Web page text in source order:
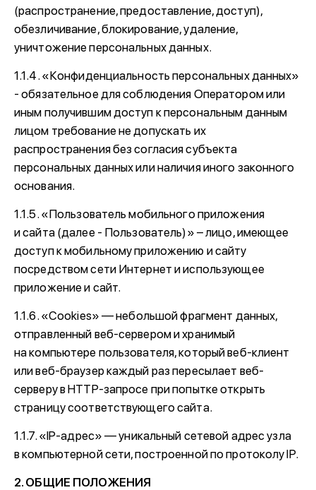
(распространение, предоставление, доступ),
обезличивание, блокирование, удаление,
уничтожение персональных данных.
1.1.4. «Конфиденциальность персональных данных»
- обязательное для соблюдения Оператором или
иным получившим доступ к персональным данным
лицом требование не допускать их
распространения без согласия субъекта
персональных данных или наличия иного законного
основания.
1.1.5. «Пользователь мобильного приложения
и сайта (далее - Пользователь)» – лицо, имеющее
доступ к мобильному приложению и сайту
посредством сети Интернет и использующее
приложение и сайт.
1.1.6. «Cookies» — небольшой фрагмент данных,
отправленный веб-сервером и хранимый
на компьютере пользователя, который веб-клиент
или веб-браузер каждый раз пересылает веб-
серверу в HTTP-запросе при попытке открыть
страницу соответствующего сайта.
1.1.7. «IP-адрес» — уникальный сетевой адрес узла
в компьютерной сети, построенной по протоколу IP.
2. ОБЩИЕ ПОЛОЖЕНИЯ